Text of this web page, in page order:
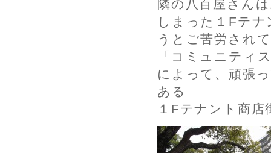
隣の八百屋さん
しまった１Fテ
うとご苦労され
「コミュニティ
によって、頑張
ある
１Fテナント商